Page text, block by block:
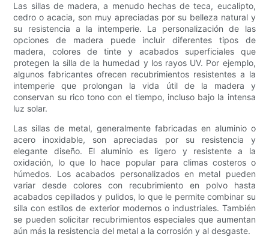
Las sillas de madera, a menudo hechas de teca, eucalipto,
cedro o acacia, son muy apreciadas por su belleza natural y
su resistencia a la intemperie. La personalización de las
opciones de madera puede incluir diferentes tipos de
madera, colores de tinte y acabados superficiales que
protegen la silla de la humedad y los rayos UV. Por ejemplo,
algunos fabricantes ofrecen recubrimientos resistentes a la
intemperie que prolongan la vida útil de la madera y
conservan su rico tono con el tiempo, incluso bajo la intensa
luz solar.
Las sillas de metal, generalmente fabricadas en aluminio o
acero inoxidable, son apreciadas por su resistencia y
elegante diseño. El aluminio es ligero y resistente a la
oxidación, lo que lo hace popular para climas costeros o
húmedos. Los acabados personalizados en metal pueden
variar desde colores con recubrimiento en polvo hasta
acabados cepillados y pulidos, lo que le permite combinar su
silla con estilos de exterior modernos o industriales. También
se pueden solicitar recubrimientos especiales que aumentan
aún más la resistencia del metal a la corrosión y al desgaste.